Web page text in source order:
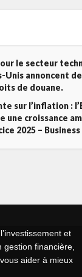
le secteur
Unis annoncent
de douane.
sur l’inflation :
une croissance
2025 – Business
et
financière,
aider à mieux